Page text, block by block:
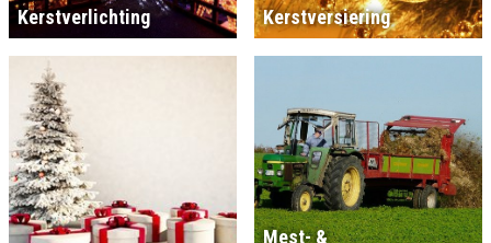
Kerstverlichting Kerstversiering
Mest- &